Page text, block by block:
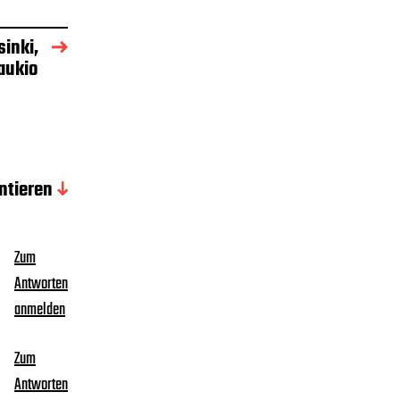
Zum
Antworten
anmelden
Zum
Antworten